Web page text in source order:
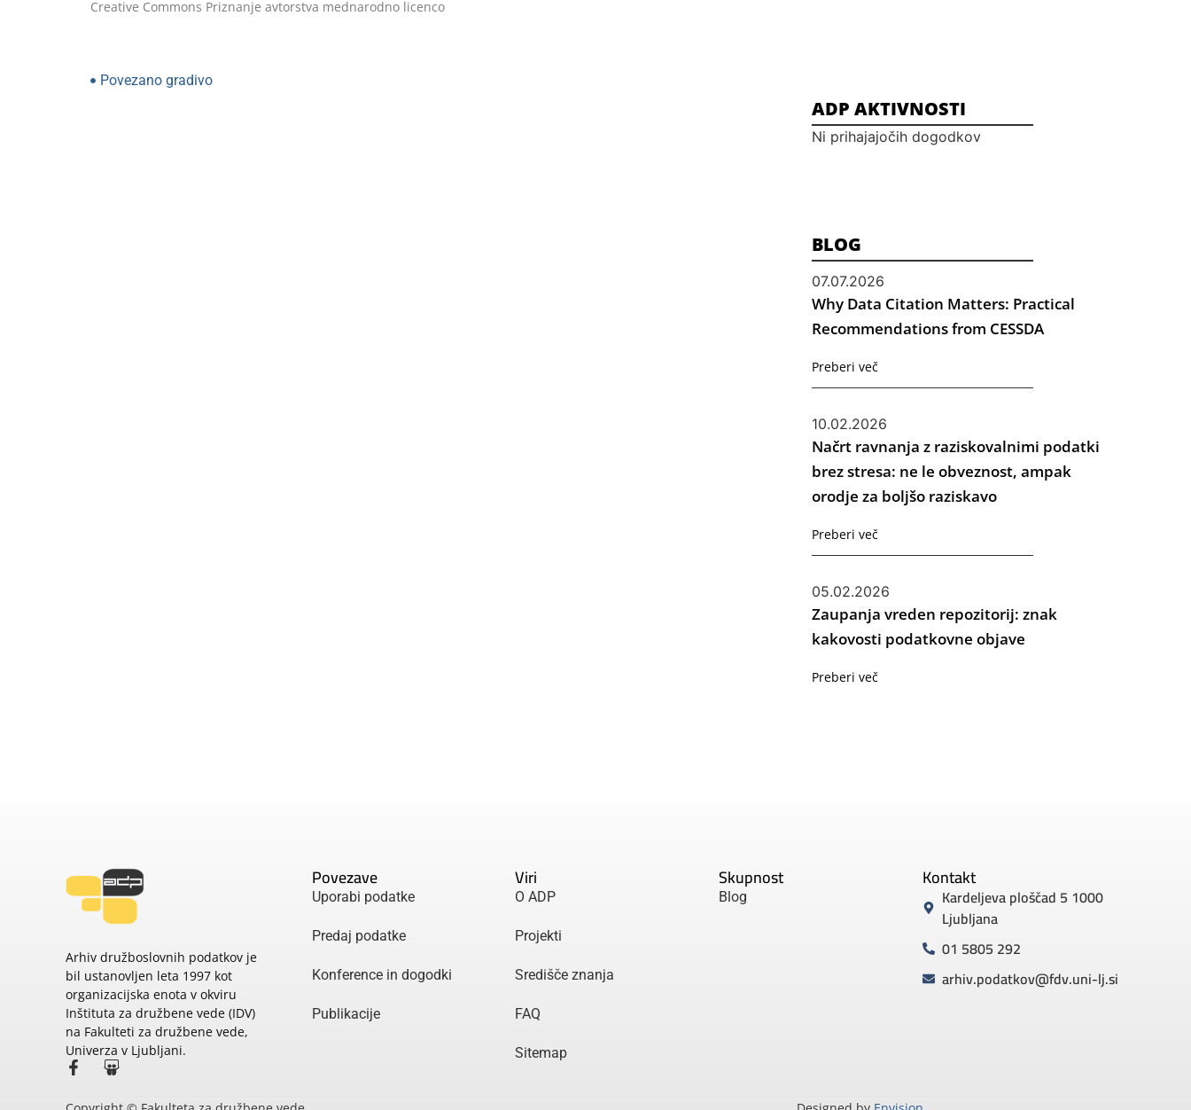
Creative Commons Priznanje avtorstva mednarodno licenco
Povezano gradivo
ADP AKTIVNOSTI
Ni prihajajočih dogodkov
BLOG
07.07.2026
Why Data Citation Matters: Practical
Recommendations from CESSDA
Preberi več
10.02.2026
Načrt ravnanja z raziskovalnimi podatki
brez stresa: ne le obveznost, ampak
orodje za boljšo raziskavo
Preberi več
05.02.2026
Zaupanja vreden repozitorij: znak
kakovosti podatkovne objave
Preberi več
Arhiv družboslovnih podatkov je
bil ustanovljen leta 1997 kot
organizacijska enota v okviru
Inštituta za družbene vede (IDV)
na Fakulteti za družbene vede,
Univerza v Ljubljani.
Povezave
Uporabi podatke
Predaj podatke
Konference in dogodki
Publikacije
Viri
O ADP
Projekti
Središče znanja
FAQ
Sitemap
Skupnost
Blog
Kontakt
Kardeljeva ploščad 5 1000
Ljubljana
01 5805 292
arhiv.podatkov@fdv.uni-lj.si